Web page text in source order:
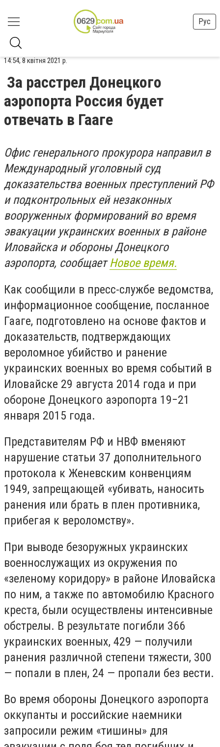
Рус
14:54, 8 квітня 2021 р.
За расстрел Донецкого
аэропорта Россия будет
отвечать в Гааге
Офис генерального прокурора направил в
Международный уголовный суд
доказательства военных преступлений РФ
и подконтрольных ей незаконных
вооруженных формирований во время
эвакуации украинских военных в районе
Иловайска и обороны Донецкого
аэропорта, сообщаетНовое время.
Как сообщили в пресс-службе ведомства,
информационное сообщение, посланное
Гааге, подготовлено на основе фактов и
доказательств, подтверждающих
вероломное убийство и ранение
украинских военных во время событий в
Иловайске 29 августа 2014 года и при
обороне Донецкого аэропорта 19−21
января 2015 года.
Представителям РФ и НВФ вменяют
нарушение статьи 37 дополнительного
протокола к Женевским конвенциям
1949, запрещающей «убивать, наносить
ранения или брать в плен противника,
прибегая к вероломству».
При выводе безоружных украинских
военнослужащих из окружения по
«зеленому коридору» в районе Иловайска
по ним, а также по автомобилю Красного
креста, были осуществлены интенсивные
обстрелы. В результате погибли 366
украинских военных, 429 — получили
ранения различной степени тяжести, 300
— попали в плен, 24 — пропали без вести.
Во время обороны Донецкого аэропорта
оккупанты и российские наемники
запросили режим «тишины» для